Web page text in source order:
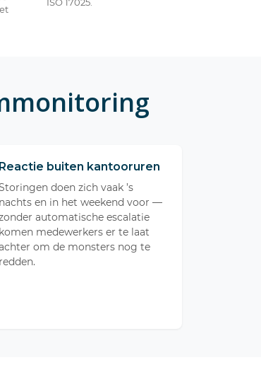
Reactie buiten kantooruren
doen zich vaak ’s
nachts en in het weekend voor —
automatische escalatie
komen medewerkers er te laat
om de monsters nog te
redden.